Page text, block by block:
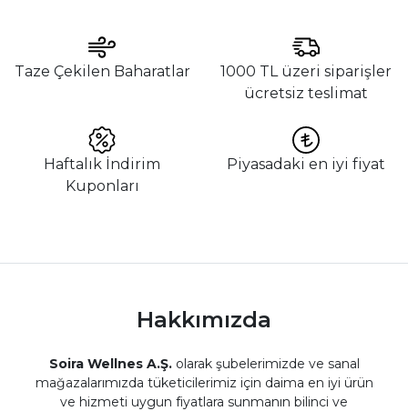
Taze Çekilen Baharatlar
1000 TL üzeri siparişler
ücretsiz teslimat
Haftalık İndirim
Kuponları
Piyasadaki en iyi fiyat
Hakkımızda
Soira Wellnes A.Ş.olarak şubelerimizde ve sanal
mağazalarımızda tüketicilerimiz için daima en iyi ürün
ve hizmeti uygun fiyatlara sunmanın bilinci ve